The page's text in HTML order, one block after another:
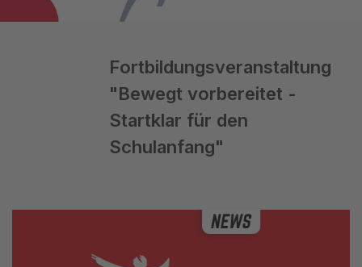
Fortbildungsveranstaltung
"Bewegt vorbereitet -
Startklar für den
Schulanfang"